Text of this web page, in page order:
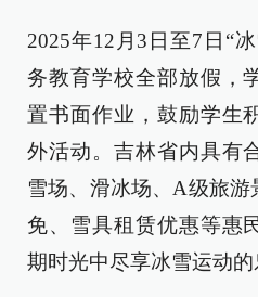
2025年12月3日至7日“
务教育学校全部放假，
置书面作业，鼓励学生
外活动。吉林省内具有
雪场、滑冰场、A级旅
免、雪具租赁优惠等惠
期时光中尽享冰雪运动的